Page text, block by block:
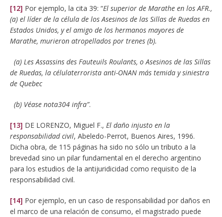
[12] Por ejemplo, la cita 39: “El superior de Marathe en los AFR.,
(a) el líder de la célula de los Asesinos de las Sillas de Ruedas en
Estados Unidos, y el amigo de los hermanos mayores de
Marathe, murieron atropellados por trenes (b).
(a) Les Assassins des Fauteuils Roulants, o Asesinos de las Sillas
de Ruedas, la célulaterrorista anti-ONAN más temida y siniestra
de Quebec
(b) Véase nota304 infra”.
[13] DE LORENZO, Miguel F., El daño injusto en la
responsabilidad civil, Abeledo-Perrot, Buenos Aires, 1996.
Dicha obra, de 115 páginas ha sido no sólo un tributo a la
brevedad sino un pilar fundamental en el derecho argentino
para los estudios de la antijuridicidad como requisito de la
responsabilidad civil.
[14] Por ejemplo, en un caso de responsabilidad por daños en
el marco de una relación de consumo, el magistrado puede